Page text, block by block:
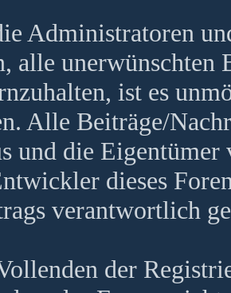
Administratoren
alle unerwünschten
ist es
Alle Beiträge/
und die
dieses
verantwortlich
der